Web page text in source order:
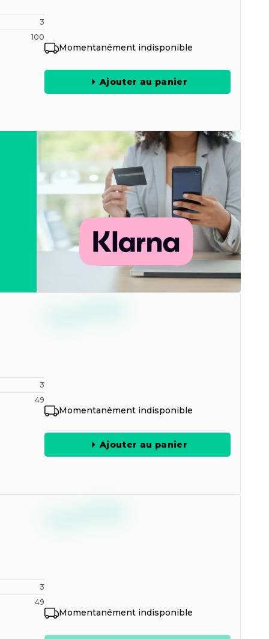
3
100
Momentanément indisponible
Ajouter au panier
3
49
Momentanément indisponible
Ajouter au panier
3
49
Momentanément indisponible